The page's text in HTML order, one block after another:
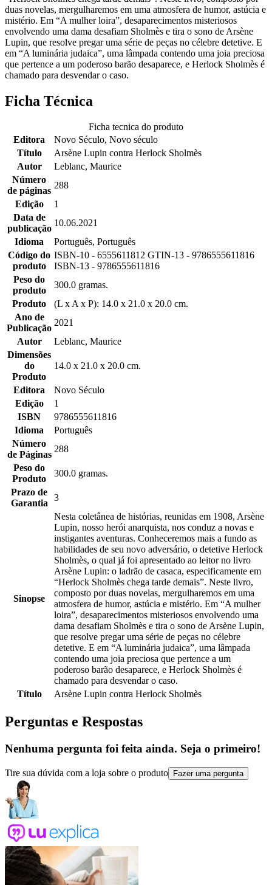
duas novelas, mergulharemos em uma atmosfera de humor, astúcia e
mistério. Em “A mulher loira”, desaparecimentos misteriosos
envolvendo uma dama desafiam Sholmès e tira o sono de Arsène
Lupin, que resolve pregar uma série de peças no célebre detetive. E
em “A luminária judaica”, uma lâmpada contendo uma joia preciosa
que pertence a um poderoso barão desaparece, e Herlock Sholmès é
chamado para desvendar o caso.
Ficha Técnica
Ficha tecnica do produto
Editora
Novo Século, Novo século
Título
Arsène Lupin contra Herlock Sholmès
Autor
Leblanc, Maurice
Número
de páginas
288
Edição
1
Data de
publicação
10.06.2021
Idioma
Português, Português
Código do
produto
ISBN-10 - 6555611812 GTIN-13 - 9786555611816
ISBN-13 - 9786555611816
Peso do
produto
300.0 gramas.
Produto
(L x A x P): 14.0 x 21.0 x 20.0 cm.
Ano de
Publicação
2021
Autor
Leblanc, Maurice
Dimensões
do
Produto
14.0 x 21.0 x 20.0 cm.
Editora
Novo Século
Edição
1
ISBN
9786555611816
Idioma
Português
Número
de Páginas
288
Peso do
Produto
300.0 gramas.
Prazo de
Garantia
3
Sinopse
Nesta coletânea de histórias, reunidas em 1908, Arsène
Lupin, nosso herói anarquista, nos conduz a novas e
instigantes aventuras. Conheceremos mais a fundo as
habilidades de seu novo adversário, o detetive Herlock
Sholmès, o qual já foi apresentado ao leitor no livro
Arsène Lupin: o ladrão de casaca, especificamente em
“Herlock Sholmès chega tarde demais”. Neste livro,
composto por duas novelas, mergulharemos em uma
atmosfera de humor, astúcia e mistério. Em “A mulher
loira”, desaparecimentos misteriosos envolvendo uma
dama desafiam Sholmès e tira o sono de Arsène Lupin,
que resolve pregar uma série de peças no célebre
detetive. E em “A luminária judaica”, uma lâmpada
contendo uma joia preciosa que pertence a um
poderoso barão desaparece, e Herlock Sholmès é
chamado para desvendar o caso.
Título
Arsène Lupin contra Herlock Sholmès
Perguntas e Respostas
Nenhuma pergunta foi feita ainda. Seja o primeiro!
Tire sua dúvida com a loja sobre o produto Fazer uma pergunta